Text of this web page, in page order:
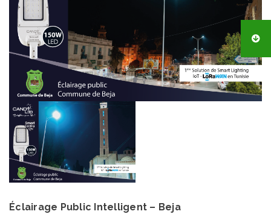
Éclairage Public Intelligent – Beja